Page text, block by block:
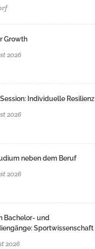
Growth
2026
Individuelle Resilienz
2026
neben dem Beruf
2026
Bachelor- und
Sportwissenschaft
2026